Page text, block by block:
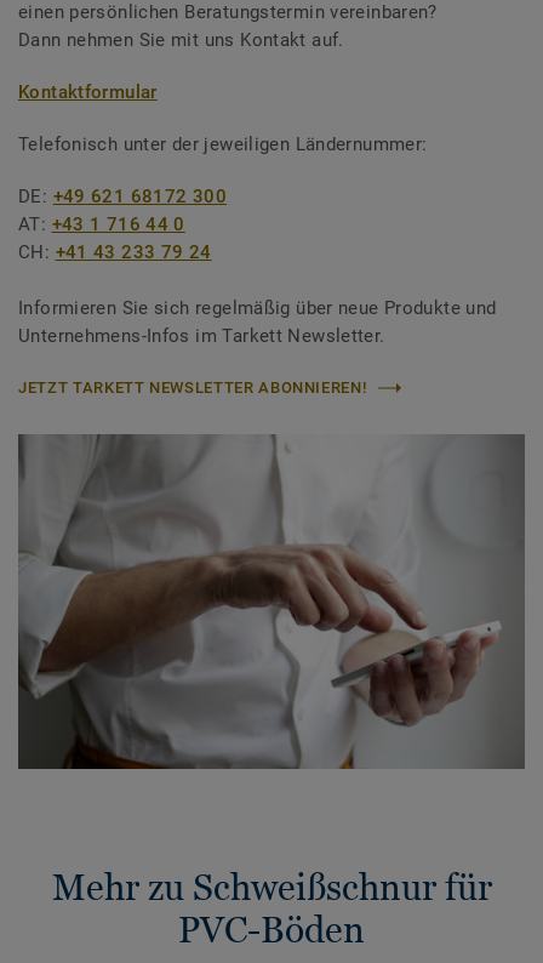
einen persönlichen Beratungstermin vereinbaren?
Dann nehmen Sie mit uns Kontakt auf.
Kontaktformular
Telefonisch unter der jeweiligen Ländernummer:
DE: +49 621 68172 300
AT: +43 1 716 44 0
CH: +41 43 233 79 24
Informieren Sie sich regelmäßig über neue Produkte und
Unternehmens-Infos im Tarkett Newsletter.
JETZT TARKETT NEWSLETTER ABONNIEREN!
Mehr zu Schweißschnur für
PVC-Böden